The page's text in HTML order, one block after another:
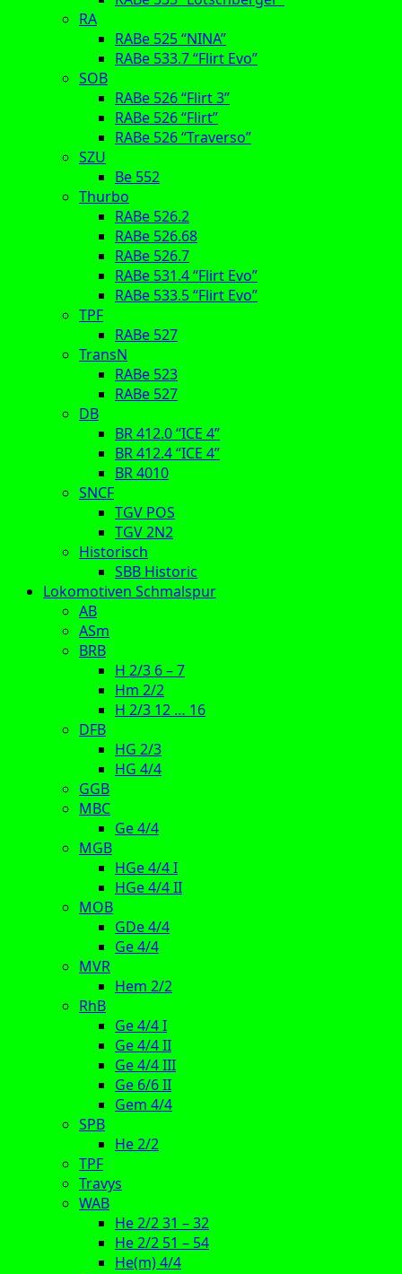
RA
RABe 525 “NINA”
RABe 533.7 “Flirt Evo”
SOB
RABe 526 “Flirt 3”
RABe 526 “Flirt”
RABe 526 “Traverso”
SZU
Be 552
Thurbo
RABe 526.2
RABe 526.68
RABe 526.7
RABe 531.4 “Flirt Evo”
RABe 533.5 “Flirt Evo”
TPF
RABe 527
TransN
RABe 523
RABe 527
DB
BR 412.0 “ICE 4”
BR 412.4 “ICE 4”
BR 4010
SNCF
TGV POS
TGV 2N2
Historisch
SBB Historic
Lokomotiven Schmalspur
AB
ASm
BRB
H 2/3 6 – 7
Hm 2/2
H 2/3 12 … 16
DFB
HG 2/3
HG 4/4
GGB
MBC
Ge 4/4
MGB
HGe 4/4 I
HGe 4/4 II
MOB
GDe 4/4
Ge 4/4
MVR
Hem 2/2
RhB
Ge 4/4 I
Ge 4/4 II
Ge 4/4 III
Ge 6/6 II
Gem 4/4
SPB
He 2/2
TPF
Travys
WAB
He 2/2 31 – 32
He 2/2 51 – 54
He(m) 4/4